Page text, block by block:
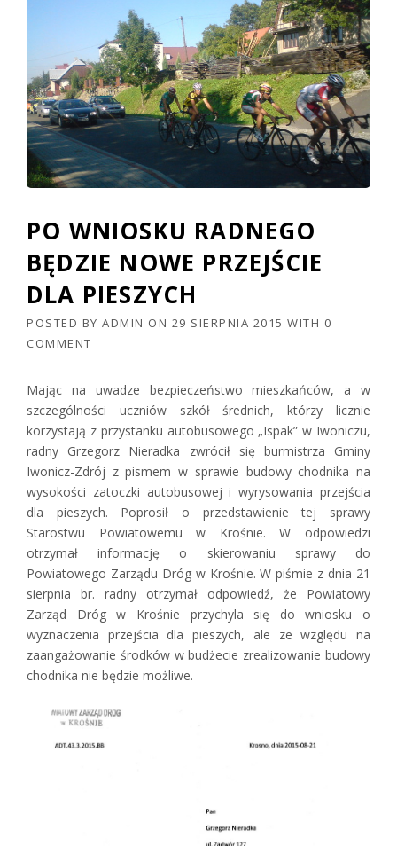
PO WNIOSKU RADNEGO
BĘDZIE NOWE PRZEJŚCIE
DLA PIESZYCH
POSTED BY ADMIN ON 29 SIERPNIA 2015 WITH 0
COMMENT
Mając na uwadze bezpieczeństwo mieszkańców, a w
szczególności uczniów szkół średnich, którzy licznie
korzystają z przystanku autobusowego „Ispak” w Iwoniczu,
radny Grzegorz Nieradka zwrócił się burmistrza Gminy
Iwonicz-Zdrój z pismem w sprawie budowy chodnika na
wysokości zatoczki autobusowej i wyrysowania przejścia
dla pieszych. Poprosił o przedstawienie tej sprawy
Starostwu Powiatowemu w Krośnie. W odpowiedzi
otrzymał informację o skierowaniu sprawy do
Powiatowego Zarządu Dróg w Krośnie. W piśmie z dnia 21
sierpnia br. radny otrzymał odpowiedź, że Powiatowy
Zarząd Dróg w Krośnie przychyla się do wniosku o
wyznaczenia przejścia dla pieszych, ale ze względu na
zaangażowanie środków w budżecie zrealizowanie budowy
chodnika nie będzie możliwe.